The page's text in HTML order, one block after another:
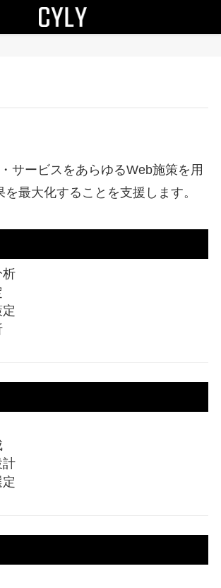
サービスをあらゆるWeb施策を用
を最大化することを支援します。
析
計